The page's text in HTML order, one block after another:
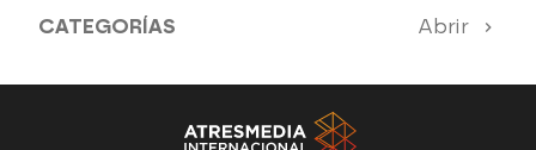
CATEGORÍAS Abrir
Antena 3 Noticias El Hormiguero